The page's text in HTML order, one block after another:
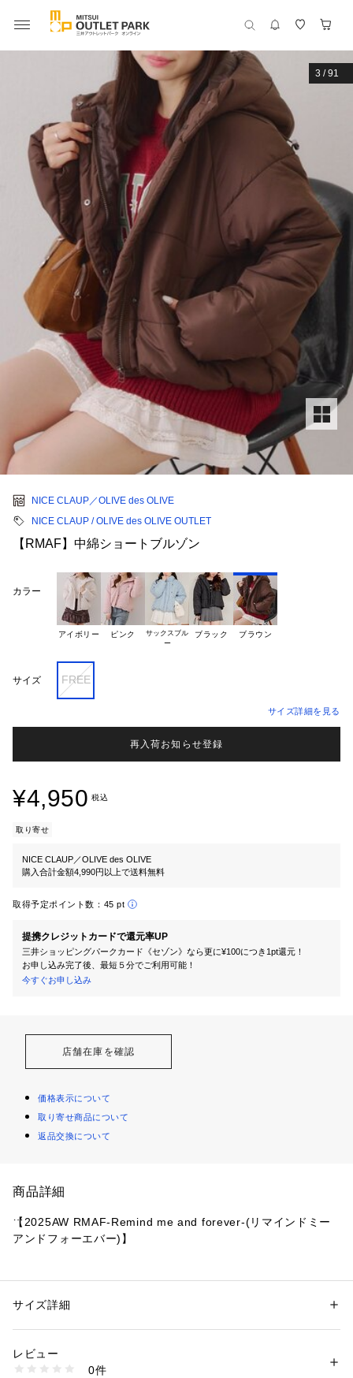
3 /91
NICE CLAUP／OLIVE des OLIVE
NICE CLAUP / OLIVE des OLIVE OUTLET
【RMAF】中綿ショートブルゾン
カラー
アイボリー ピンク
サックスブル
ー
ブラック ブラウン
サイズ FREE
サイズ詳細を見る
再入荷お知らせ登録
¥4,950 税込
取り寄せ
NICE CLAUP／OLIVE des OLIVE
購入合計金額4,990円以上で送料無料
取得予定ポイント数： 45 pt
提携クレジットカードで還元率UP
三井ショッピングパークカード《セゾン》なら更に¥100につき1pt還元！
お申し込み完了後、最短５分でご利用可能！
今すぐお申し込み
店舗在庫を確認
価格表示について
取り寄せ商品について
返品交換について
商品詳細
【2025AW RMAF-Remind me and forever-(リマインドミー
アンドフォーエバー)】
・ショート丈でハイウエストのボトムと相性ぴったり♪
・ベーシックなアイボリーとブラックの他、ピンクとサックス
のカラーもご用意しました。
性別：レディース
素材：ポリエステル100% 裏地ポリエステル100% 中わたポリエステル10
生産国：中国
1087600001329
サイズ詳細
レビュー
0件